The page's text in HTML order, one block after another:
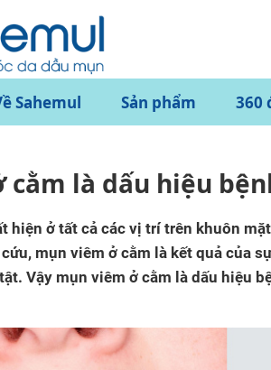
Sahemul Sản phẩm 360
cằm là dấu hiệu
hiện ở tất cả các vị trí trên khuôn
mụn viêm ở cằm là kết quả của
Vậy mụn viêm ở cằm là dấu hiệu